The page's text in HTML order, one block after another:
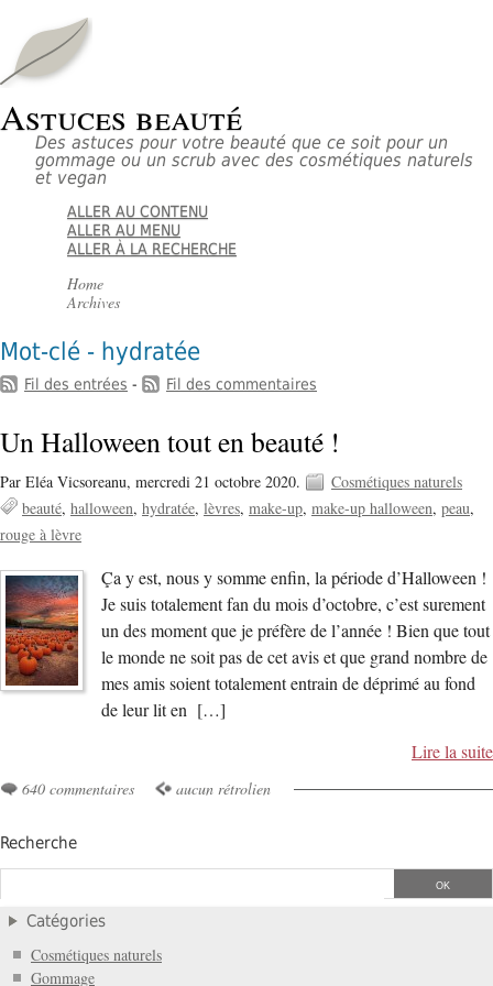
Astuces beauté
Des astuces pour votre beauté que ce soit pour un
gommage ou un scrub avec des cosmétiques naturels
et vegan
ALLER AU CONTENU
ALLER AU MENU
ALLER À LA RECHERCHE
Home
Archives
Mot-clé - hydratée
Fil des entrées - Fil des commentaires
Un Halloween tout en beauté !
Par Eléa Vicsoreanu, mercredi 21 octobre 2020.
Cosmétiques naturels
beauté halloween hydratée lèvres make-up make-up halloween peau
rouge à lèvre
Ça y est, nous y somme enfin, la période d’Halloween !
Je suis totalement fan du mois d’octobre, c’est surement
un des moment que je préfère de l’année ! Bien que tout
le monde ne soit pas de cet avis et que grand nombre de
mes amis soient totalement entrain de déprimé au fond
de leur lit en […]
Lire la suite
640 commentaires aucun rétrolien
Recherche
Catégories
Cosmétiques naturels
Gommage